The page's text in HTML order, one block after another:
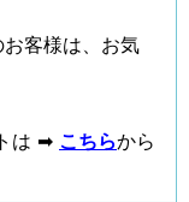
客様は、お気
は ➡ こちらから